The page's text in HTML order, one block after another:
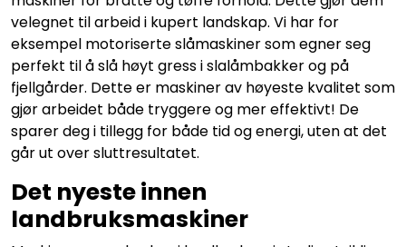
velegnet til arbeid i kupert landskap. Vi har for
eksempel motoriserte slåmaskiner som egner seg
perfekt til å slå høyt gress i slalåmbakker og på
fjellgårder. Dette er maskiner av høyeste kvalitet som
gjør arbeidet både tryggere og mer effektivt! De
sparer deg i tillegg for både tid og energi, uten at det
går ut over sluttresultatet.
Det nyeste innen
landbruksmaskiner